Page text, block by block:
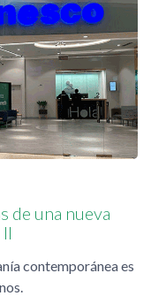
de una nueva
contemporánea es